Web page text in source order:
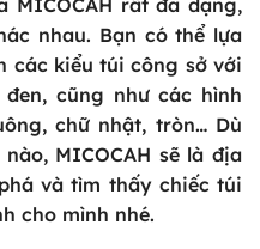
MICOCAH rất đa dạng,
nhau. Bạn có thể lựa
các kiểu túi công sở với
cũng như các hình
chữ nhật, tròn… Dù
MICOCAH sẽ là địa
và tìm thấy chiếc túi
cho mình nhé.